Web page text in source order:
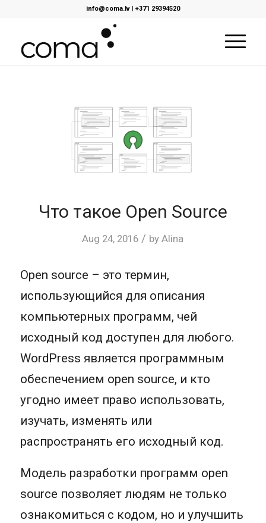
info@coma.lv| +371 29394520
Что такое Open Source
Aug 24, 2016 / byAlina
Open source – это термин,
использующийся для описания
компьютерных программ, чей
исходный код доступен для любого.
WordPress является программным
обеспечением open source, и кто
угодно имеет право использовать,
изучать, изменять или
распространять его исходный код.
Модель разработки программ open
source позволяет людям не только
ознакомиться с кодом, но и улучшить